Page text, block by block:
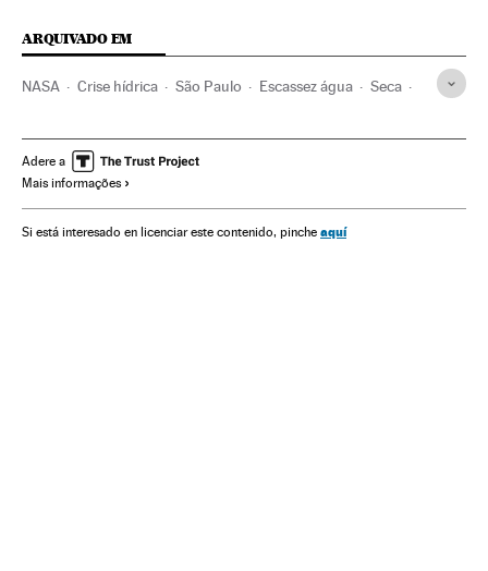
ARQUIVADO EM
NASA Crise hídrica São Paulo Escassez água Seca
Brasil Astronáutica Motores pesquisa
América do Sul
Problemas ambientais Meteorologia América
Adere a
Mais informações
Si está interesado en licenciar este contenido, pinche aquí